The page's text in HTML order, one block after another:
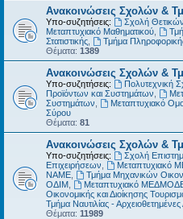
Ανακοινώσεις Σχολών &
Υπο-συζητήσεις: Σχολή
Μεταπτυχιακό Μαθηματικού
Στατιστικής
Τμήμα
Θέματα: 1389
Ανακοινώσεις Σχολών &
Υπο-συζητήσεις: Πολυτεχνική
Προϊόντων και Συστημάτων
Συστημάτων
Μεταπτυχιακό
Σύρου
Θέματα: 81
Ανακοινώσεις Σχολών &
Υπο-συζητήσεις: Σχολή
Επιχειρήσεων
Μεταπτυχιακό
ΝΑΜΕ
Τμήμα Μηχανικών
ΟΔΙΜ
Μεταπτυχιακό
Οικονομικής και Διοίκησης
Τμήμα Ναυτιλίας - Αρχειοθετημένες
Θέματα: 11989